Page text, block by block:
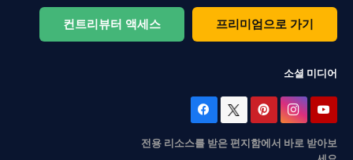
컨트리뷰터 액세스 프리미엄으로 가기
소셜 미디어
전용 리소스를 받은 편지함에서 바로 받아보